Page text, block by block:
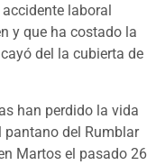
laboral
y que ha costado la
del la cubierta de
han perdido la vida
pantano del Rumblar
Martos el pasado 26